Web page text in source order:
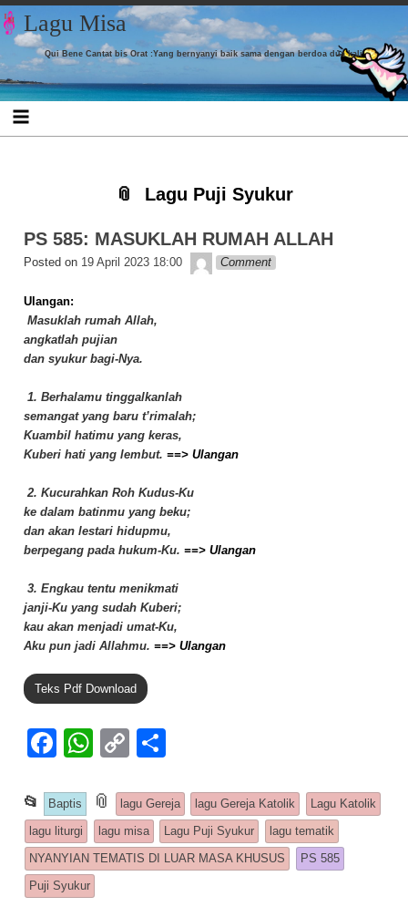
Skip to content
LISTCATEGORYPOSTSWIDGET-16
LISTCATEGORYPOSTSWIDGET-8
LISTCATEGORYPOSTSWIDGET-4
Skip to CUSTOM_HTML-7
LISTCATEGORYPOSTSWIDGET-18
Skip to CUSTOM_HTML-3
Skip to CATEGORIES-4
Skip to TAG_CLOUD-9
Lagu Misa
Qui Bene Cantat bis Orat :Yang bernyanyi baik sama dengan berdoa dua kali
Lagu Puji Syukur
PS 585: MASUKLAH RUMAH ALLAH
Posted on 19 April 2023 18:00 Lapopp music
Comment
Ulangan:
Masuklah rumah Allah,
angkatlah pujian
dan syukur bagi-Nya.
1. Berhalamu tinggalkanlah
semangat yang baru t’rimalah;
Kuambil hatimu yang keras,
Kuberi hati yang lembut. ==> Ulangan
2. Kucurahkan Roh Kudus-Ku
ke dalam batinmu yang beku;
dan akan lestari hidupmu,
berpegang pada hukum-Ku. ==> Ulangan
3. Engkau tentu menikmati
janji-Ku yang sudah Kuberi;
kau akan menjadi umat-Ku,
Aku pun jadi Allahmu. ==> Ulangan
Teks Pdf Download
F
c
e
b
o
W
at
s
A
p
C
p
y
Li
ar
e
📂 This entry was posted in
Baptis 📎 and tagged
lagu Gereja lagu Gereja Katolik
Lagu Katolik
lagu liturgi
lagu misa Lagu Puji Syukur
lagu tematik
NYANYIAN TEMATIS DI LUAR MASA KHUSUS
PS 585
Puji Syukur